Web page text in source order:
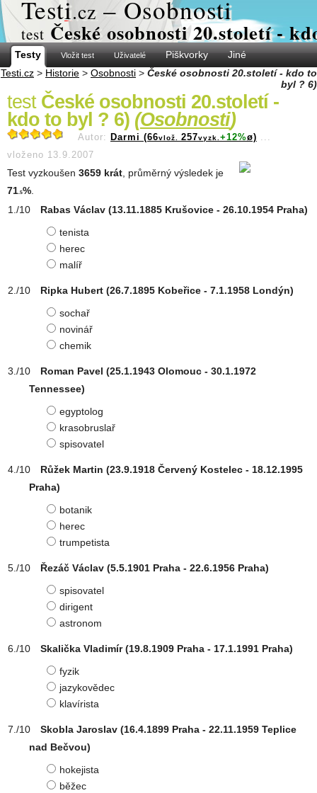
Testi.cz – Osobnosti
test České osobnosti 20.století -
Testy Vložit test Uživatelé Piškvorky
Jiné
Testi.cz > Historie > Osobnosti > České osobnosti 20.století - kdo to
byl ? 6)
test České osobnosti 20.století -
kdo to byl ? 6) (Osobnosti)
Autor: Darmi (66vlož. 257vyzk. +12%ø) ...
vloženo 13.9.2007
Test vyzkoušen 3659 krát , průměrný výsledek je
71 .5%
Rabas Václav (13.11.1885 Krušovice - 26.10.1954 Praha)
tenista
herec
malíř
Ripka Hubert (26.7.1895 Kobeřice - 7.1.1958 Londýn)
sochař
novinář
chemik
Roman Pavel (25.1.1943 Olomouc - 30.1.1972
Tennessee)
egyptolog
krasobruslař
spisovatel
Růžek Martin (23.9.1918 Červený Kostelec - 18.12.1995
Praha)
botanik
herec
trumpetista
Řezáč Václav (5.5.1901 Praha - 22.6.1956 Praha)
spisovatel
dirigent
astronom
Skalička Vladimír (19.8.1909 Praha - 17.1.1991 Praha)
fyzik
jazykovědec
klavírista
Skobla Jaroslav (16.4.1899 Praha - 22.11.1959 Teplice
nad Bečvou)
hokejista
běžec